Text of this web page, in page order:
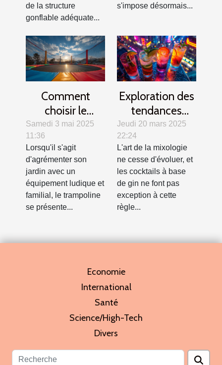
de la structure
gonflable adéquate...
s'impose désormais...
Comment
choisir le
trampoline idéal
pour votre jardin
?
Samedi 3 mai 2025
11:36
Lorsqu'il s'agit
d'agrémenter son
jardin avec un
équipement ludique et
familial, le trampoline
se présente...
Exploration des
tendances
modernes des
cocktails au gin
Jeudi 20 mars 2025
22:24
L'art de la mixologie
ne cesse d'évoluer, et
les cocktails à base
de gin ne font pas
exception à cette
règle...
Economie
International
Santé
Science/High-Tech
Divers